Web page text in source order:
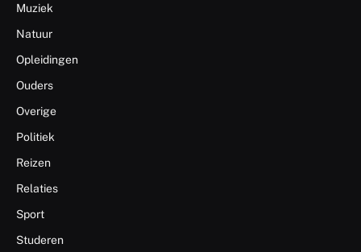
Muziek
Natuur
Opleidingen
Ouders
Overige
Politiek
Reizen
Relaties
Sport
Studeren